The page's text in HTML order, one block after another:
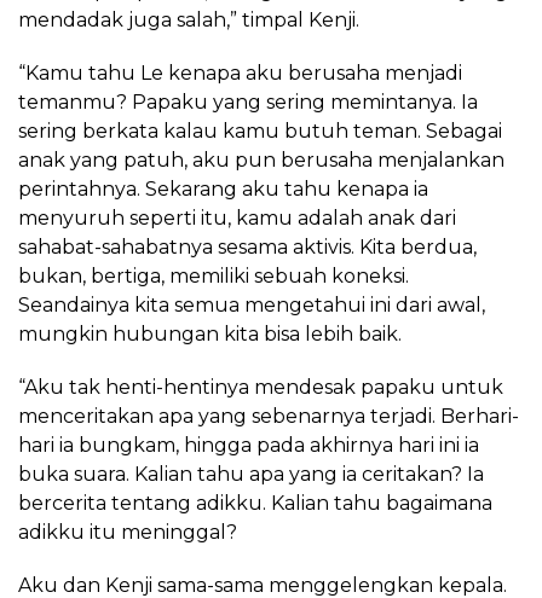
mendadak juga salah,” timpal Kenji.
“Kamu tahu Le kenapa aku berusaha menjadi
temanmu? Papaku yang sering memintanya. Ia
sering berkata kalau kamu butuh teman. Sebagai
anak yang patuh, aku pun berusaha menjalankan
perintahnya. Sekarang aku tahu kenapa ia
menyuruh seperti itu, kamu adalah anak dari
sahabat-sahabatnya sesama aktivis. Kita berdua,
bukan, bertiga, memiliki sebuah koneksi.
Seandainya kita semua mengetahui ini dari awal,
mungkin hubungan kita bisa lebih baik.
“Aku tak henti-hentinya mendesak papaku untuk
menceritakan apa yang sebenarnya terjadi. Berhari-
hari ia bungkam, hingga pada akhirnya hari ini ia
buka suara. Kalian tahu apa yang ia ceritakan? Ia
bercerita tentang adikku. Kalian tahu bagaimana
adikku itu meninggal?
Aku dan Kenji sama-sama menggelengkan kepala.